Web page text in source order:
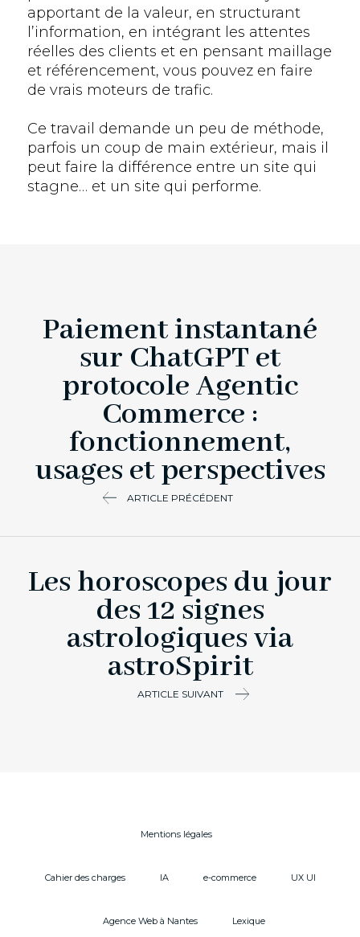
apportant de la valeur, en structurant
l’information, en intégrant les attentes
réelles des clients et en pensant maillage
et référencement, vous pouvez en faire
de vrais moteurs de trafic.
Ce travail demande un peu de méthode,
parfois un coup de main extérieur, mais il
peut faire la différence entre un site qui
stagne… et un site qui performe.
Paiement instantané
sur ChatGPT et
protocole Agentic
Commerce :
fonctionnement,
usages et perspectives
ARTICLE PRÉCÉDENT
Les horoscopes du jour
des 12 signes
astrologiques via
astroSpirit
ARTICLE SUIVANT
Mentions légales
Cahier des charges IA e-commerce UX UI
Agence Web à Nantes Lexique